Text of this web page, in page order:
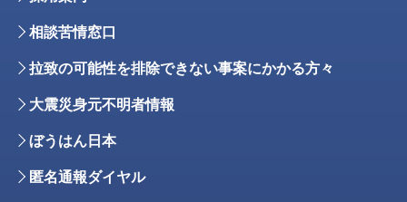
相談苦情窓口
拉致の可能性を排除できない事案にかかる方々
大震災身元不明者情報
ぼうはん日本
匿名通報ダイヤル